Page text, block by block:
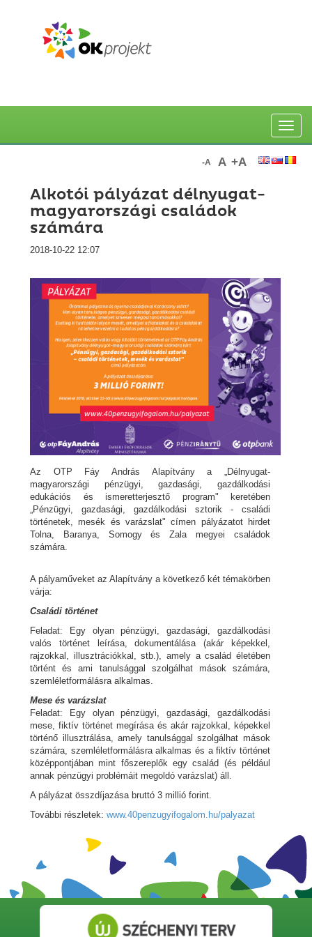
Toggle
-A A +A
Alkotói pályázat délnyugat-
magyarországi családok
számára
2018-10-22 12:07
Az OTP Fáy András Alapítvány a „Délnyugat-
magyarországi pénzügyi, gazdasági, gazdálkodási
edukációs és ismeretterjesztő program" keretében
„Pénzügyi, gazdasági, gazdálkodási sztorik - családi
történetek, mesék és varázslat" címen pályázatot hirdet
Tolna, Baranya, Somogy és Zala megyei családok
számára.
A pályaműveket az Alapítvány a következő két témakörben
várja:
Családi történet
Feladat: Egy olyan pénzügyi, gazdasági, gazdálkodási
valós történet leírása, dokumentálása (akár képekkel,
rajzokkal, illusztrációkkal, stb.), amely a család életében
történt és ami tanulsággal szolgálhat mások számára,
szemléletformálásra alkalmas.
Mese és varázslat
Feladat: Egy olyan pénzügyi, gazdasági, gazdálkodási
mese, fiktív történet megírása és akár rajzokkal, képekkel
történő illusztrálása, amely tanulsággal szolgálhat mások
számára, szemléletformálásra alkalmas és a fiktív történet
középpontjában mint főszereplők egy család (és például
annak pénzügyi problémáit megoldó varázslat) áll.
A pályázat összdíjazása bruttó 3 millió forint.
További részletek: www.40penzugyifogalom.hu/palyazat